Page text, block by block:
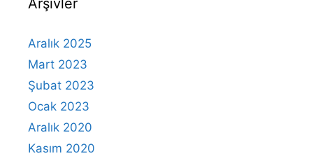
Arşivler
Aralık 2025
Mart 2023
Şubat 2023
Ocak 2023
Aralık 2020
Kasım 2020